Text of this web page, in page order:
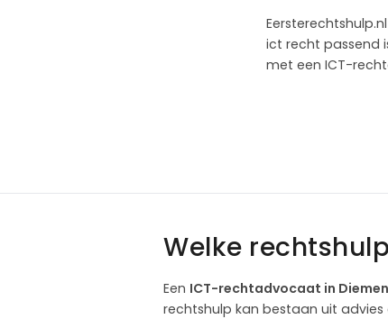
ict recht passend
met een ICT-
Welke
Een ICT-rechtadvocaat in Diemen
rechtshulp kan bestaan uit